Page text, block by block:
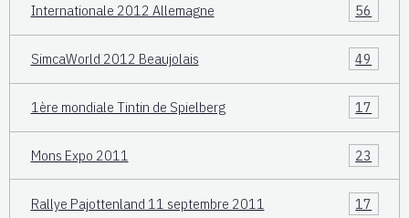
Internationale 2012 Allemagne 56
SimcaWorld 2012 Beaujolais 49
1ère mondiale Tintin de Spielberg 17
Mons Expo 2011 23
Rallye Pajottenland 11 septembre 2011 17